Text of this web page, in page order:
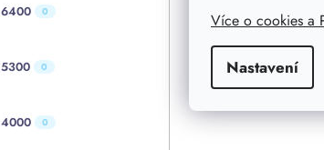
Více o cookies a
Nastavení
6400 0
5300 0
4000 0